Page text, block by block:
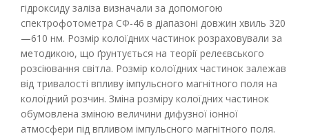
гідроксиду заліза визначали за допомогою
спектрофотометра СФ-46 в діапазоні довжин хвиль 320
—610 нм. Розмір колоїдних частинок розраховували за
методикою, що ґрунтується на теорії релеєвського
розсіювання світла. Розмір колоїдних частинок залежав
від тривалості впливу імпульсного магнітного поля на
колоїдний розчин. Зміна розміру колоїдних частинок
обумовлена зміною величини дифузної іонної
атмосфери під впливом імпульсного магнітного поля.